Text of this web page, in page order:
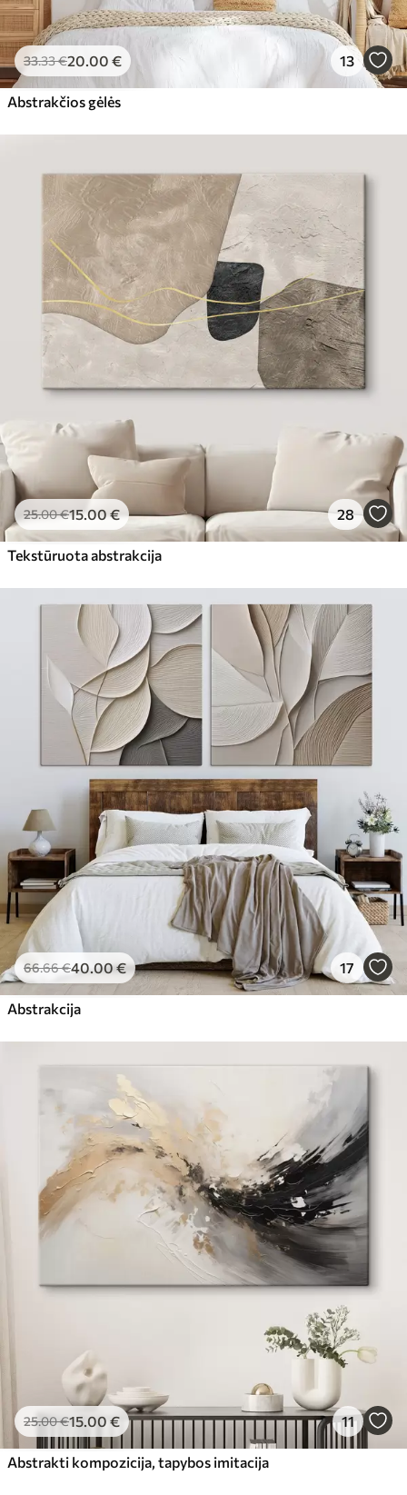
33.33€20.00 € 13
Abstrakčios gėlės
25.00€15.00€ 28
Tekstūruota abstrakcija
66.66€40.00€ 17
Abstrakcija
25.00€15.00 € 11
Abstrakti kompozicija, tapybos imitacija